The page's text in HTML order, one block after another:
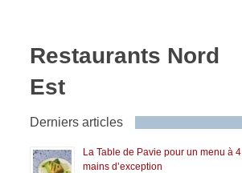
Restaurants Nord
Est
Derniers articles
La Table de Pavie pour un menu à 4
mains d’exception